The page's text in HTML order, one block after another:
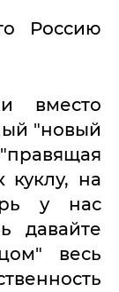
Россию
вместо
"новый
куклу, на
у нас
давайте
весь